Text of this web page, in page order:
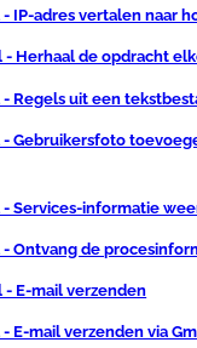
IP-adres vertalen naar
- Herhaal de opdracht
Regels uit een
Gebruikersfoto
- Services-informatie
Ontvang de
- E-mail verzenden
E-mail verzenden via